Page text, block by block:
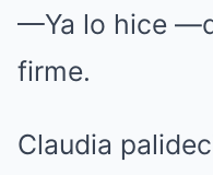
—Ya lo hice
firme.
Claudia